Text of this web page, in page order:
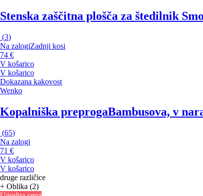
Stenska zaščitna plošča za štedilnik
(3)
Na zalogiZadnji kosi
74 €
V košarico
V košarico
Dokazana kakovost
Wenko
Kopalniška preprogaBambusova, v
(65)
Na zalogi
71 €
V košarico
V košarico
druge različice
+ Oblika (2)